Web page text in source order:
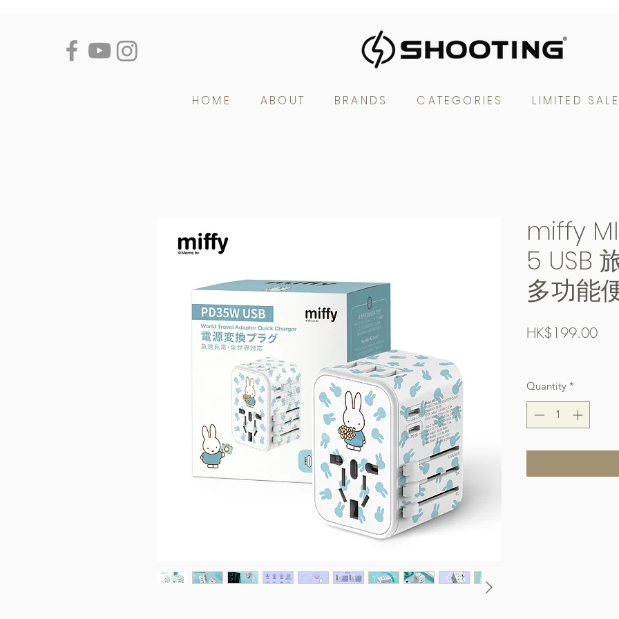
miffy
5 USB
多功能
HK$199.00Price
Quantity *
HOME ABOUT BRANDS CATEGORIES LIMITED SALE